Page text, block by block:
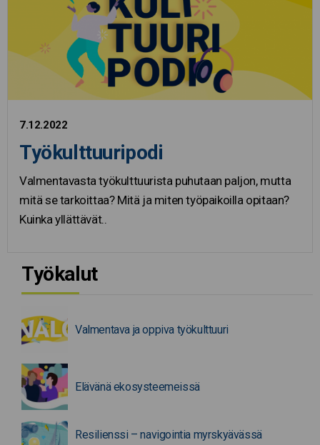
7.12.2022
Työkulttuuripodi
Valmentavasta työkulttuurista puhutaan paljon, mutta
mitä se tarkoittaa? Mitä ja miten työpaikoilla opitaan?
Kuinka yllättävät..
Työkalut
Valmentava ja oppiva työkulttuuri
Elävänä ekosysteemeissä
Resilienssi – navigointia myrskyävässä